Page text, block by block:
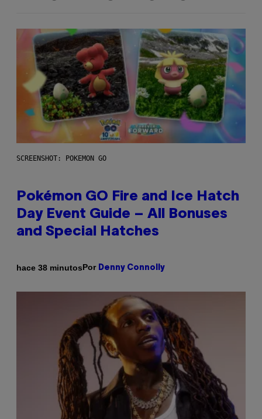
SCREENSHOT: POKEMON GO
Pokémon GO Fire and Ice Hatch
Day Event Guide – All Bonuses
and Special Hatches
hace 38 minutosPor Denny Connolly